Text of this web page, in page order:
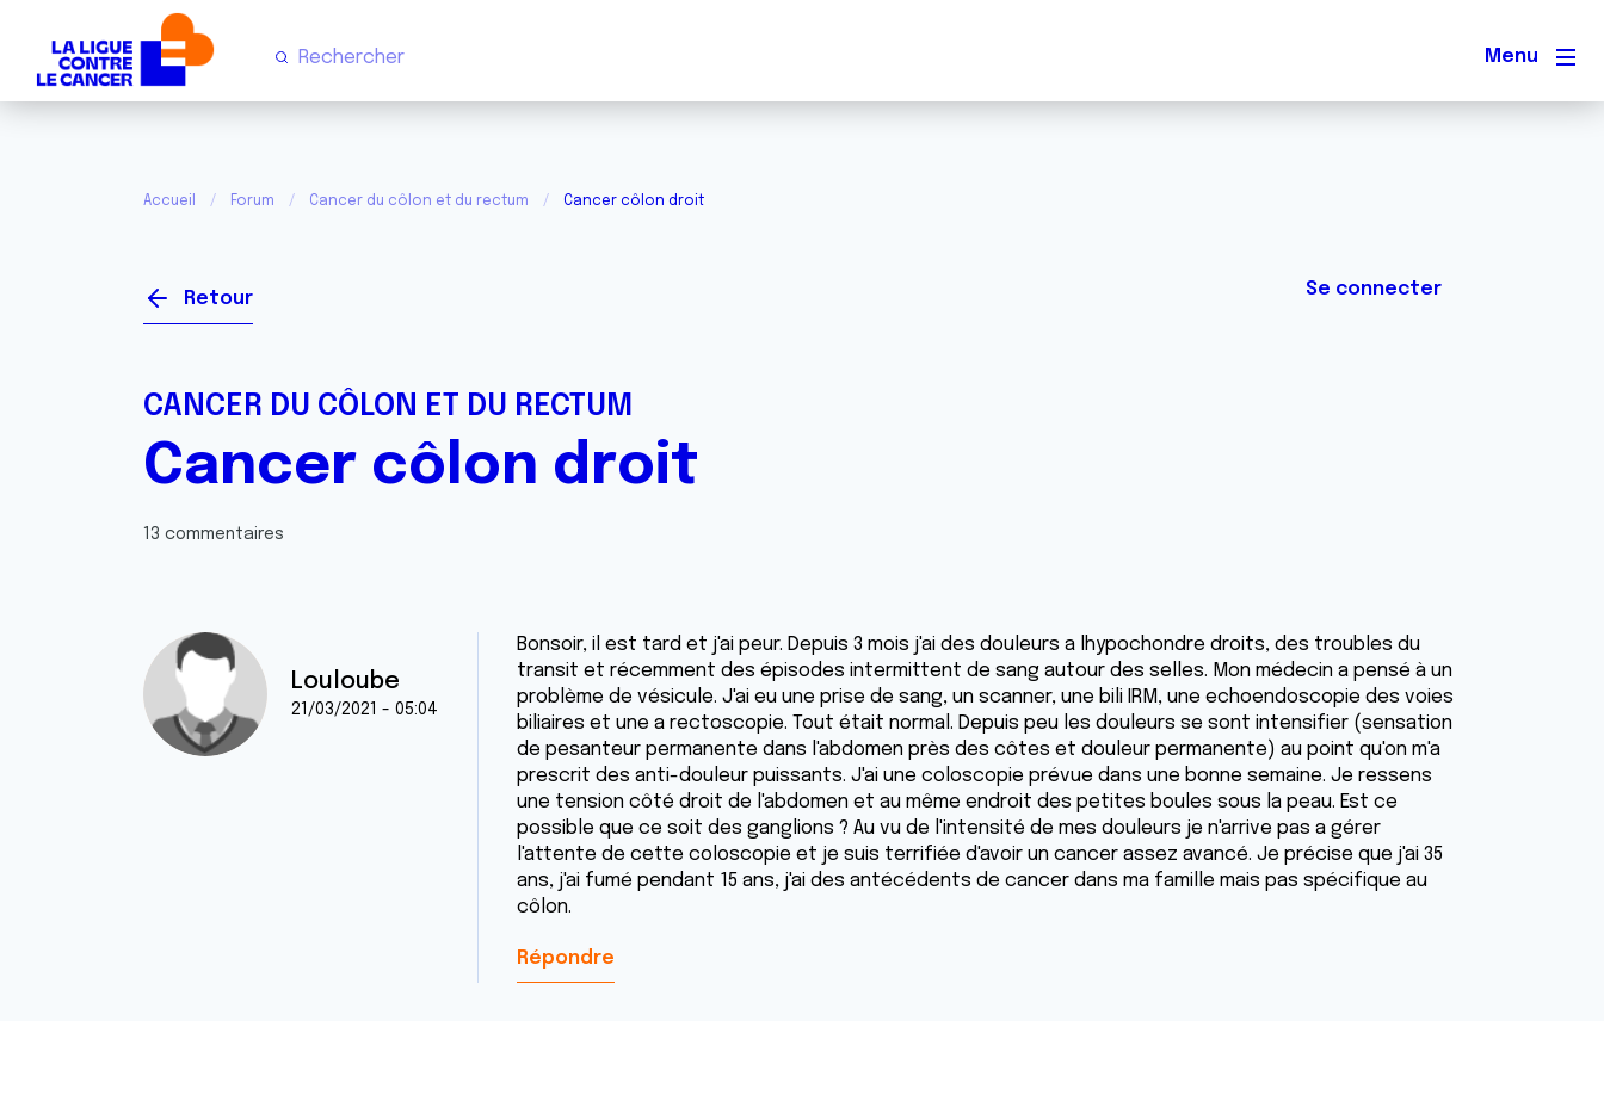
Menu
Accueil Forum Cancer du côlon et du rectum Cancer côlon droit
Retour Se connecter
CANCER DU CÔLON ET DU RECTUM
Cancer côlon droit
13 commentaires
Louloube
21/03/2021 - 05:04
Bonsoir, il est tard et j'ai peur. Depuis 3 mois j'ai des douleurs a lhypochondre droits, des troubles du
transit et récemment des épisodes intermittent de sang autour des selles. Mon médecin a pensé à un
problème de vésicule. J'ai eu une prise de sang, un scanner, une bili IRM, une echoendoscopie des voies
biliaires et une a rectoscopie. Tout était normal. Depuis peu les douleurs se sont intensifier (sensation
de pesanteur permanente dans l'abdomen près des côtes et douleur permanente) au point qu'on m'a
prescrit des anti-douleur puissants. J'ai une coloscopie prévue dans une bonne semaine. Je ressens
une tension côté droit de l'abdomen et au même endroit des petites boules sous la peau. Est ce
possible que ce soit des ganglions ? Au vu de l'intensité de mes douleurs je n'arrive pas a gérer
l'attente de cette coloscopie et je suis terrifiée d'avoir un cancer assez avancé. Je précise que j'ai 35
ans, j'ai fumé pendant 15 ans, j'ai des antécédents de cancer dans ma famille mais pas spécifique au
côlon.
Répondre